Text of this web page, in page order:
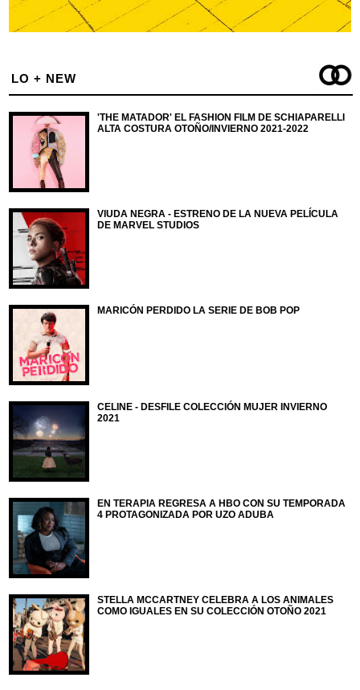
LO + NEW
'THE MATADOR' EL FASHION FILM DE SCHIAPARELLI
ALTA COSTURA OTOÑO/INVIERNO 2021-2022
VIUDA NEGRA - ESTRENO DE LA NUEVA PELÍCULA
DE MARVEL STUDIOS
MARICÓN PERDIDO LA SERIE DE BOB POP
CELINE - DESFILE COLECCIÓN MUJER INVIERNO
2021
EN TERAPIA REGRESA A HBO CON SU TEMPORADA
4 PROTAGONIZADA POR UZO ADUBA
STELLA MCCARTNEY CELEBRA A LOS ANIMALES
COMO IGUALES EN SU COLECCIÓN OTOÑO 2021